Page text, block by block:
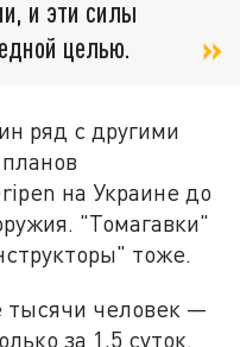
и эти силы
целью.
ряд с другими
на Украине до
"Томагавки"
тоже.
тысячи человек —
за 1,5 суток.